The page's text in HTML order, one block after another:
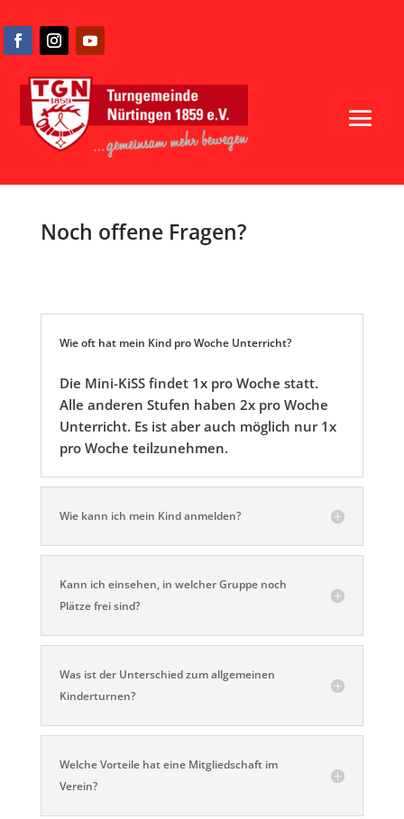
Noch offene Fragen?
Wie oft hat mein Kind pro Woche Unterricht?
Die Mini-KiSS findet 1x pro Woche statt.
Alle anderen Stufen haben 2x pro Woche
Unterricht. Es ist aber auch möglich nur 1x
pro Woche teilzunehmen.
Wie kann ich mein Kind anmelden?
Kann ich einsehen, in welcher Gruppe noch
Plätze frei sind?
Was ist der Unterschied zum allgemeinen
Kinderturnen?
Welche Vorteile hat eine Mitgliedschaft im
Verein?